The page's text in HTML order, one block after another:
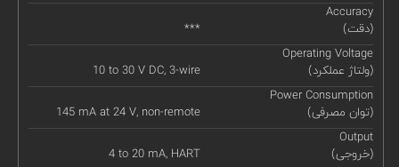
Accuracy
(دقت)
***
Operating Voltage
(ولتاژ عملکرد)
10 to 30 V DC, 3-wire
Power Consumption
(توان مصرفی)
145 mA at 24 V, non-remote
Output
(خروجی)
4 to 20 mA, HART